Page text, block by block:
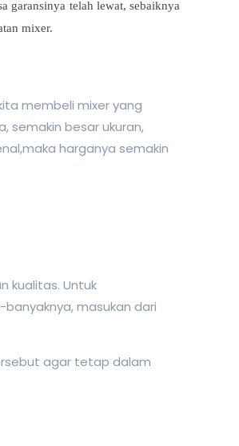
garansinya telah lewat, sebaiknya
mixer.
membeli mixer yang
semakin besar ukuran,
harganya semakin
kualitas. Untuk
masukan dari
agar tetap dalam